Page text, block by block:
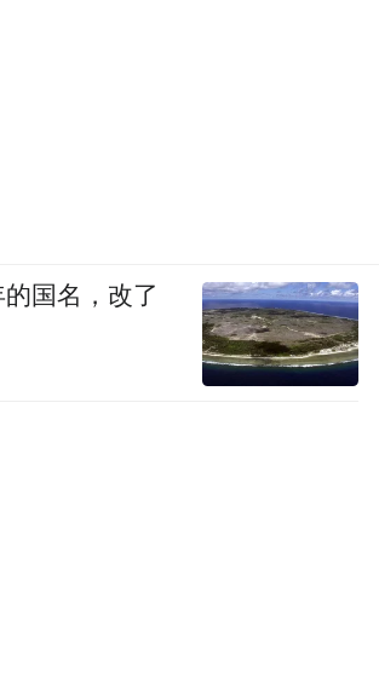
国名，改了